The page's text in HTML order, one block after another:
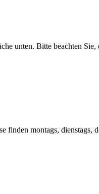
unten. Bitte beachten Sie,
montags, dienstags,